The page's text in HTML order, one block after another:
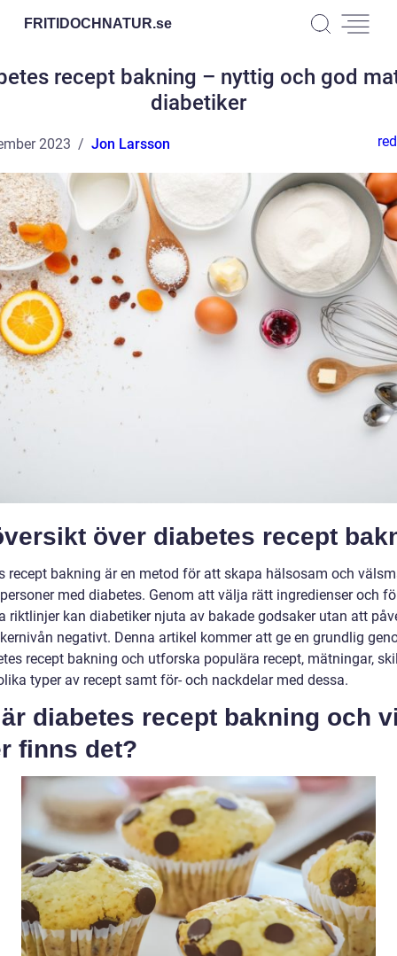
FRITIDOCHNATUR.se
recept bakning – nyttig och god
diabetiker
2023 Jon Larsson
över diabetes recept
recept bakning är en metod för att skapa hälsosam och
med diabetes. Genom att välja rätt ingredienser och
riktlinjer kan diabetiker njuta av bakade godsaker utan att
negativt. Denna artikel kommer att ge en grundlig
recept bakning och utforska populära recept, mätningar,
typer av recept samt för- och nackdelar med dessa.
diabetes recept bakning och
finns det?